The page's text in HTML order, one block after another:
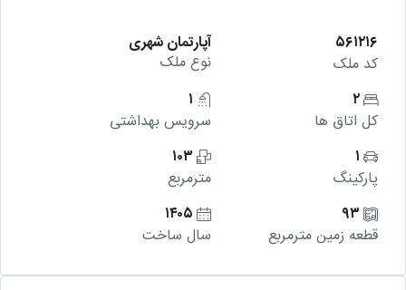
۵۶۱۲۱۶
کد ملک
آپارتمان شهری
نوع ملک
۲
کل اتاق ها
۱
سرویس بهداشتی
۱
پارکینگ
۱۰۳
مترمربع
۹۳
قطعه زمین مترمربع
۱۴۰۵
سال ساخت